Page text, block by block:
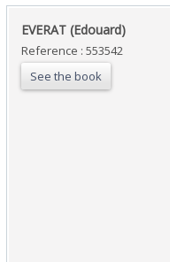
‎EVERAT (Edouard)‎
Reference : 553542
See the book